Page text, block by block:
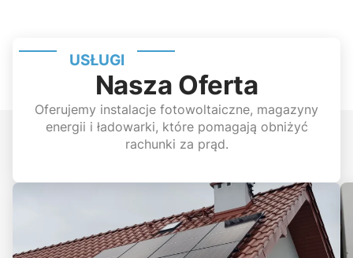
USŁUGI
Nasza Oferta
Oferujemy instalacje fotowoltaiczne, magazyny
energii i ładowarki, które pomagają obniżyć
rachunki za prąd.